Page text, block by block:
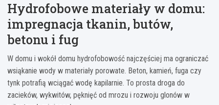
Hydrofobowe materiały w domu:
impregnacja tkanin, butów,
betonu i fug
W domu i wokół domu hydrofobowość najczęściej ma ograniczać
wsiąkanie wody w materiały porowate. Beton, kamień, fuga czy
tynk potrafią wciągać wodę kapilarnie. To prosta droga do
zacieków, wykwitów, pęknięć od mrozu i rozwoju glonów w